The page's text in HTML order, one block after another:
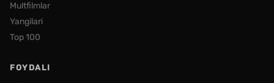
Multfilmlar
Yangilari
Top 100
FOYDALI